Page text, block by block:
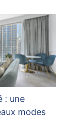
: une
modes